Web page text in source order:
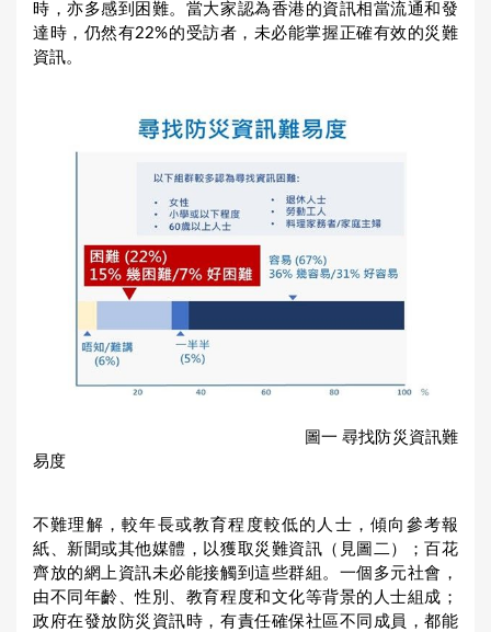
時，亦多感到困難。當大家認為香港的資訊相當流通和發
達時，仍然有22%的受訪者，未必能掌握正確有效的災難
資訊。
圖一 尋找防災資訊難
易度
不難理解，較年長或教育程度較低的人士，傾向參考報
紙、新聞或其他媒體，以獲取災難資訊（見圖二）；百花
齊放的網上資訊未必能接觸到這些群組。一個多元社會，
由不同年齡、性別、教育程度和文化等背景的人士組成；
政府在發放防災資訊時，有責任確保社區不同成員，都能